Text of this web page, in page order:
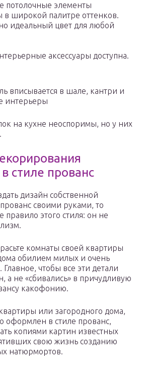
потолочные элементы
в широкой палитре оттенков.
идеальный цвет для любой
аксессуары доступна.
вписывается в шале, кантри и
интерьеры
на кухне неоспоримы, но у них
стиле прованс
дизайн собственной
своими руками, то
правило этого стиля: он не
комнаты своей квартиры
обилием милых и очень
чтобы все эти детали
а не «сбивались» в причудливую
какофонию.
или загородного дома,
оформлен в стиле прованс,
копиями картин известных
свою жизнь созданию
натюрмортов.